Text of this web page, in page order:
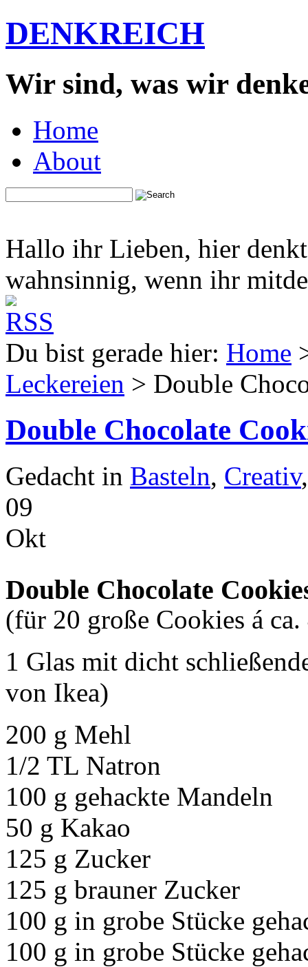
DENKREICH
Wir sind, was wir
Home
About
Hallo ihr Lieben, hier
wahnsinnig, wenn ihr
Du bist gerade hier: Home
Leckereien > Double
Double Chocolate
Gedacht in Basteln, Creativ
09
Okt
Double Chocolate
(für 20 große Cookies á
1 Glas mit dicht
von Ikea)
200 g Mehl
1/2 TL Natron
100 g gehackte Mandeln
50 g Kakao
125 g Zucker
125 g brauner Zucker
100 g in grobe Stücke
100 g in grobe Stücke